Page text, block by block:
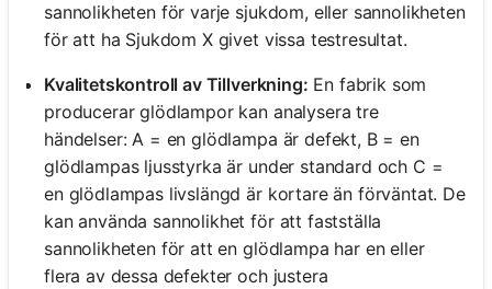
fråga
sannolikheten för varje sjukdom, eller sannolikheten
för att ha Sjukdom X givet vissa testresultat.
Kvalitetskontroll av Tillverkning: En fabrik som
producerar glödlampor kan analysera tre
händelser: A = en glödlampa är defekt, B = en
glödlampas ljusstyrka är under standard och C =
en glödlampas livslängd är kortare än förväntat. De
kan använda sannolikhet för att fastställa
sannolikheten för att en glödlampa har en eller
flera av dessa defekter och justera